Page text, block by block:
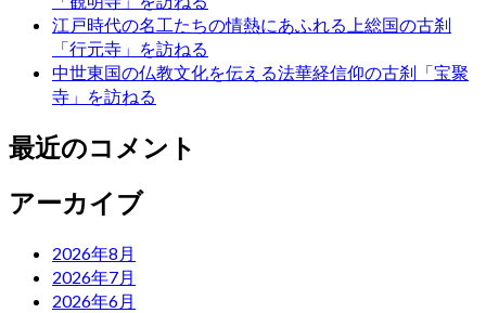
江戸時代の名工たちの情熱にあふれる上総国の古刹
「行元寺」を訪ねる
中世東国の仏教文化を伝える法華経信仰の古刹「宝聚
寺」を訪ねる
最近のコメント
アーカイブ
2026年8月
2026年7月
2026年6月